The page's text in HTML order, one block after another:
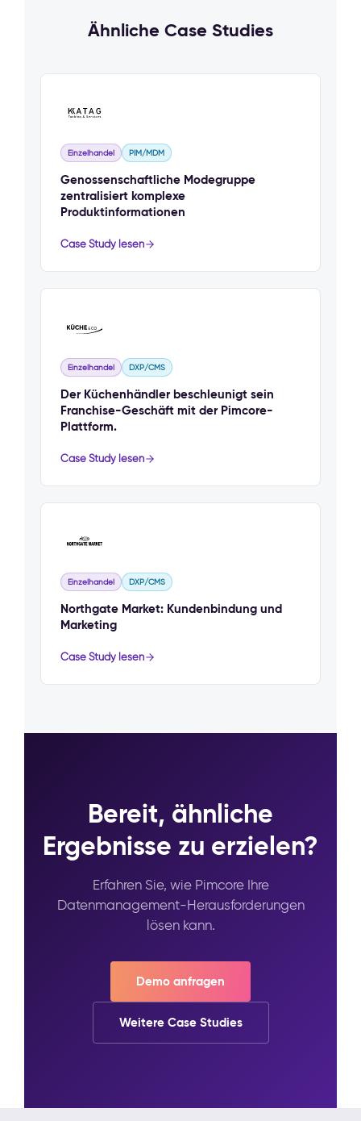
Ähnliche Case Studies
Einzelhandel PIM/MDM
Genossenschaftliche Modegruppe
zentralisiert komplexe
Produktinformationen
Case Study lesen
Einzelhandel DXP/CMS
Der Küchenhändler beschleunigt sein
Franchise-Geschäft mit der Pimcore-
Plattform.
Case Study lesen
Einzelhandel DXP/CMS
Northgate Market: Kundenbindung und
Marketing
Case Study lesen
Bereit, ähnliche
Ergebnisse zu erzielen?
Erfahren Sie, wie Pimcore Ihre
Datenmanagement-Herausforderungen
lösen kann.
Demo anfragen
Weitere Case Studies